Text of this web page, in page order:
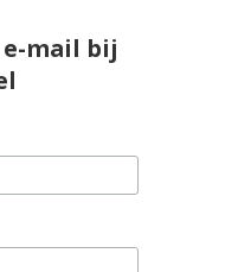
mail bij